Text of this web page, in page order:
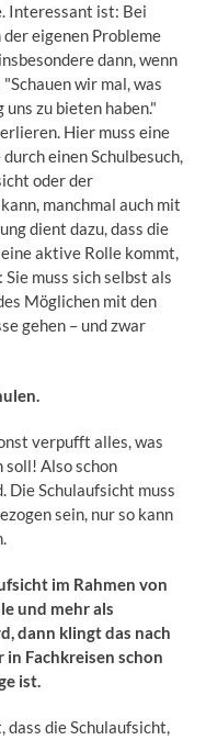
Interessant ist: Bei
eigenen Probleme
dann, wenn
wir mal, was
zu bieten haben."
Hier muss eine
einen Schulbesuch,
oder der
manchmal auch mit
dient dazu, dass die
aktive Rolle kommt,
muss sich selbst als
Möglichen mit den
gehen – und zwar
verpufft alles, was
Also schon
Die Schulaufsicht muss
sein, nur so kann
im Rahmen von
und mehr als
dann klingt das nach
in Fachkreisen schon
ist.
dass die Schulaufsicht,